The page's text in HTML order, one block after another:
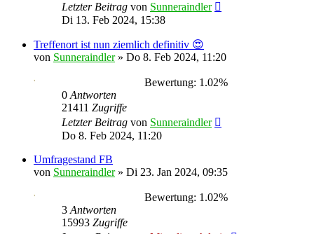
Letzter Beitrag von Sunneraindler
Di 13. Feb 2024, 15:38
Treffenort ist nun ziemlich definitiv 😍
von Sunneraindler» Do 8. Feb 2024, 11:20
Bewertung: 1.02%
0 Antworten
21411 Zugriffe
Letzter Beitrag von Sunneraindler
Do 8. Feb 2024, 11:20
Umfragestand FB
von Sunneraindler» Di 23. Jan 2024, 09:35
Bewertung: 1.02%
3 Antworten
15993 Zugriffe